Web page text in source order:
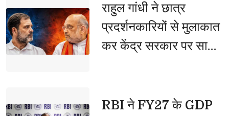
वार्ता, सपा ने सदन को नहीं, बल्कि
दलितों-पिछड़ों, युवाओं, किसानों,
महिलाओं व गरीबों के अवसर बाधित
राहुल गांधी ने छात्र
प्रदर्शनकारियों से मुलाकात
कर केंद्र सरकार पर साधा
जिम्मेदार'
RBI ने FY27 के GDP